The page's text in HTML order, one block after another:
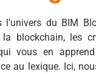
l’univers du BIM
blockchain, les
vous en
au lexique. Ici,